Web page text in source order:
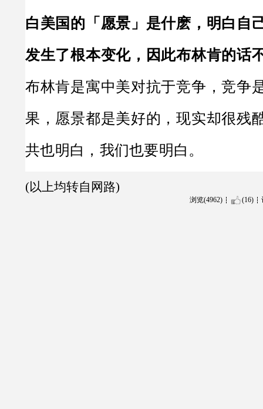
白美国的「愿景」是什麽，明白自
发生了根本变化，因此布林肯的话
布林肯是寓中美对抗于竞争，竞争
果，愿景都是美好的，现实却很残
共也明白，我们也要明白。
(以上均转自网路)
浏览(4962) (16)